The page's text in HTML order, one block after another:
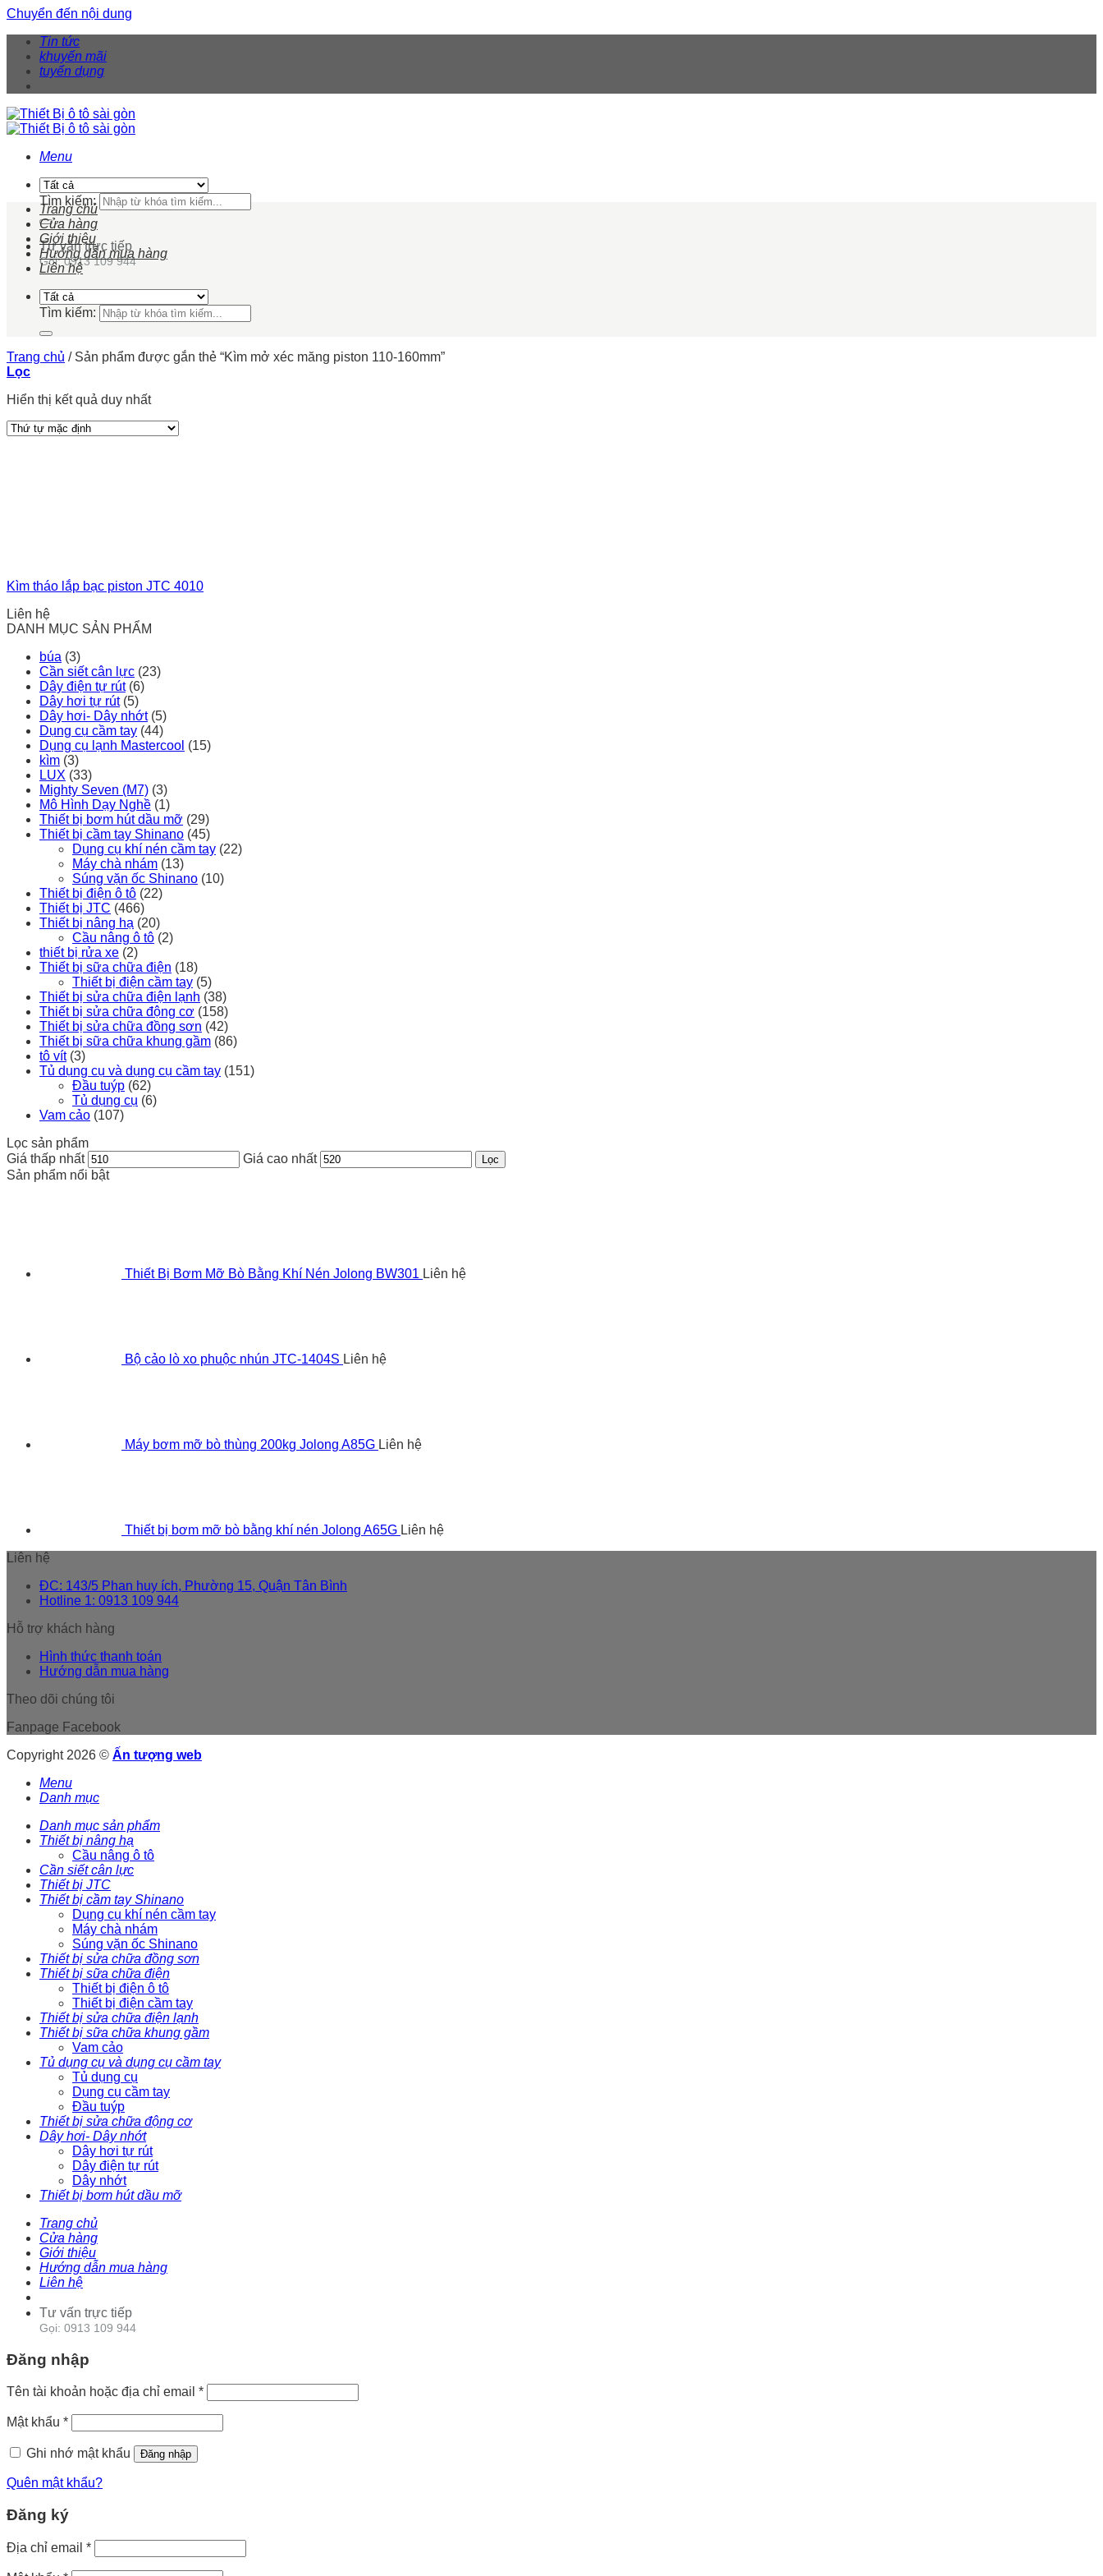
Chuyển đến nội dung
Tin tức
khuyến mãi
tuyển dụng
Menu
Tìm kiếm:
Tư vấn trực tiếp
Gọi: 0913 109 944
Trang chủ
Cửa hàng
Giới thiệu
Hướng dẫn mua hàng
Liên hệ
Tìm kiếm:
Trang chủ /Sản phẩm được gắn thẻ “Kìm mở xéc măng piston 110-160mm”
Lọc
Hiển thị kết quả duy nhất
Kìm tháo lắp bạc piston JTC 4010
Liên hệ
DANH MỤC SẢN PHẨM
búa (3)
Cần siết cân lực (23)
Dây điện tự rút (6)
Dây hơi tự rút (5)
Dây hơi- Dây nhớt (5)
Dụng cụ cầm tay (44)
Dụng cụ lạnh Mastercool (15)
kìm (3)
LUX (33)
Mighty Seven (M7) (3)
Mô Hình Dạy Nghề (1)
Thiết bị bơm hút dầu mỡ (29)
Thiết bị cầm tay Shinano (45)
Dụng cụ khí nén cầm tay (22)
Máy chà nhám (13)
Súng vặn ốc Shinano (10)
Thiết bị điện ô tô (22)
Thiết bị JTC (466)
Thiết bị nâng hạ (20)
Cầu nâng ô tô (2)
thiết bị rửa xe (2)
Thiết bị sữa chữa điện (18)
Thiết bị điện cầm tay (5)
Thiết bị sửa chữa điện lạnh (38)
Thiết bị sửa chữa động cơ (158)
Thiết bị sửa chữa đồng sơn (42)
Thiết bị sữa chữa khung gầm (86)
tô vít (3)
Tủ dụng cụ và dụng cụ cầm tay (151)
Đầu tuýp (62)
Tủ dụng cụ (6)
Vam cảo (107)
Lọc sản phẩm
Giá thấp nhất
Giá cao nhất Lọc
Sản phẩm nổi bật
Thiết Bị Bơm Mỡ Bò Bằng Khí Nén Jolong BW301 Liên hệ
Bộ cảo lò xo phuộc nhún JTC-1404S Liên hệ
Máy bơm mỡ bò thùng 200kg Jolong A85G Liên hệ
Thiết bị bơm mỡ bò bằng khí nén Jolong A65G Liên hệ
Liên hệ
ĐC: 143/5 Phan huy ích, Phường 15, Quận Tân Bình
Hotline 1: 0913 109 944
Hỗ trợ khách hàng
Hình thức thanh toán
Hướng dẫn mua hàng
Theo dõi chúng tôi
Fanpage Facebook
Copyright 2026 © Ấn tượng web
Menu
Danh mục
Danh mục sản phẩm
Thiết bị nâng hạ
Cầu nâng ô tô
Cần siết cân lực
Thiết bị JTC
Thiết bị cầm tay Shinano
Dụng cụ khí nén cầm tay
Máy chà nhám
Súng vặn ốc Shinano
Thiết bị sửa chữa đồng sơn
Thiết bị sữa chữa điện
Thiết bị điện ô tô
Thiết bị điện cầm tay
Thiết bị sửa chữa điện lạnh
Thiết bị sữa chữa khung gầm
Vam cảo
Tủ dụng cụ và dụng cụ cầm tay
Tủ dụng cụ
Dụng cụ cầm tay
Đầu tuýp
Thiết bị sửa chữa động cơ
Dây hơi- Dây nhớt
Dây hơi tự rút
Dây điện tự rút
Dây nhớt
Thiết bị bơm hút dầu mỡ
Trang chủ
Cửa hàng
Giới thiệu
Hướng dẫn mua hàng
Liên hệ
Tư vấn trực tiếp
Gọi: 0913 109 944
Đăng nhập
Tên tài khoản hoặc địa chỉ email *
Mật khẩu *
Ghi nhớ mật khẩu Đăng nhập
Quên mật khẩu?
Đăng ký
Địa chỉ email *